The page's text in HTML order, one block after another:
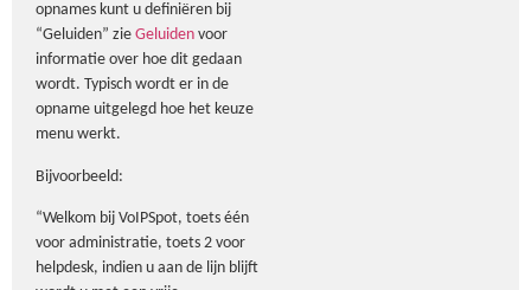
opnames kunt u definiëren bij
“Geluiden” zie Geluiden voor
informatie over hoe dit gedaan
wordt. Typisch wordt er in de
opname uitgelegd hoe het keuze
menu werkt.
Bijvoorbeeld:
“Welkom bij VoIPSpot, toets één
voor administratie, toets 2 voor
helpdesk, indien u aan de lijn blijft